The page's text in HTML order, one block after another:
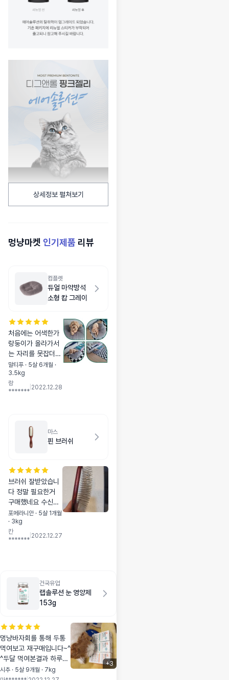
상세정보 펼쳐보기
멍냥마켓 인기제품 리뷰
컴플렛
듀얼 마약방석
소형 캄 그레이
처음에는 어색한가
랑둥이가 올라가서
는 자리를 못잡더니
만.... 이제는 간식
주면 무조건 방석으
로 갖고 올라가서
이는 느낌적인 느
낌!! 리뷰 쓴 순이네
와 커플템이 됐어요
말티푸 · 5살 6개월 ·
3.5kg
랑
*******
2022.12.28
마스
핀 브러쉬
브러쉬 잘받았습니
다 정말 필요한거
구매했네요 수신동
의해서 3000원 할
인도받았어요 ^^ 강
아지가 포메라 털이
포메라니안 · 5살 1개월
· 3kg
칸
*******
2022.12.27
건국유업
랩솔루션 눈 영양제
153g
멍냥바자회를 통해 두통
먹여보고 재구매입니다~^
^두달 먹여본결과 하루에
눈꼽이 세네번에서 두번
시추 · 5살 9개월 · 7kg
+3